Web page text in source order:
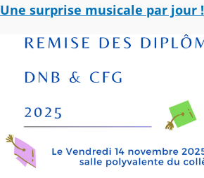
Une surprise musicale par jour !